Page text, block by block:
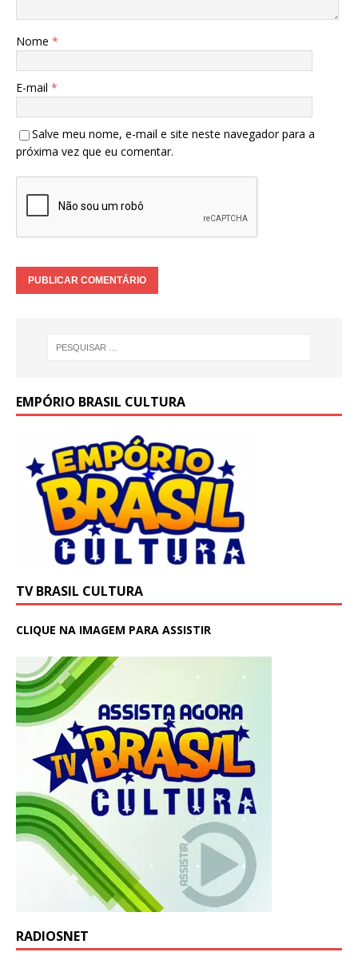
Nome *
E-mail *
Salve meu nome, e-mail e site neste navegador para a
próxima vez que eu comentar.
EMPÓRIO BRASIL CULTURA
TV BRASIL CULTURA
CLIQUE NA IMAGEM PARA ASSISTIR
RADIOSNET